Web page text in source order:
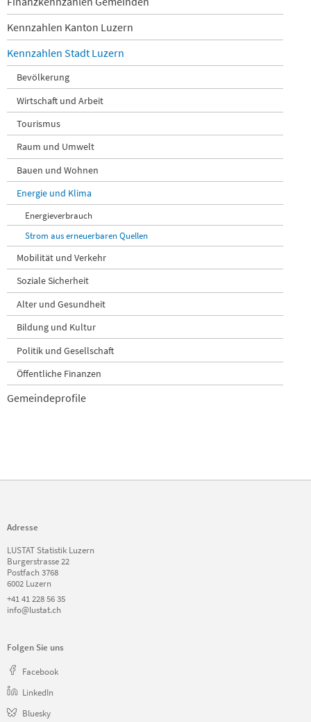
Kennzahlen Kanton Luzern
Kennzahlen Stadt Luzern
Bevölkerung
Wirtschaft und Arbeit
Tourismus
Raum und Umwelt
Bauen und Wohnen
Energie und Klima
Energieverbrauch
Strom aus erneuerbaren Quellen
Mobilität und Verkehr
Soziale Sicherheit
Alter und Gesundheit
Bildung und Kultur
Politik und Gesellschaft
Öffentliche Finanzen
Gemeindeprofile
Adresse
LUSTAT Statistik Luzern
Burgerstrasse 22
Postfach 3768
6002 Luzern
+41 41 228 56 35
info@lustat.ch
Folgen Sie uns
Facebook
LinkedIn
Bluesky